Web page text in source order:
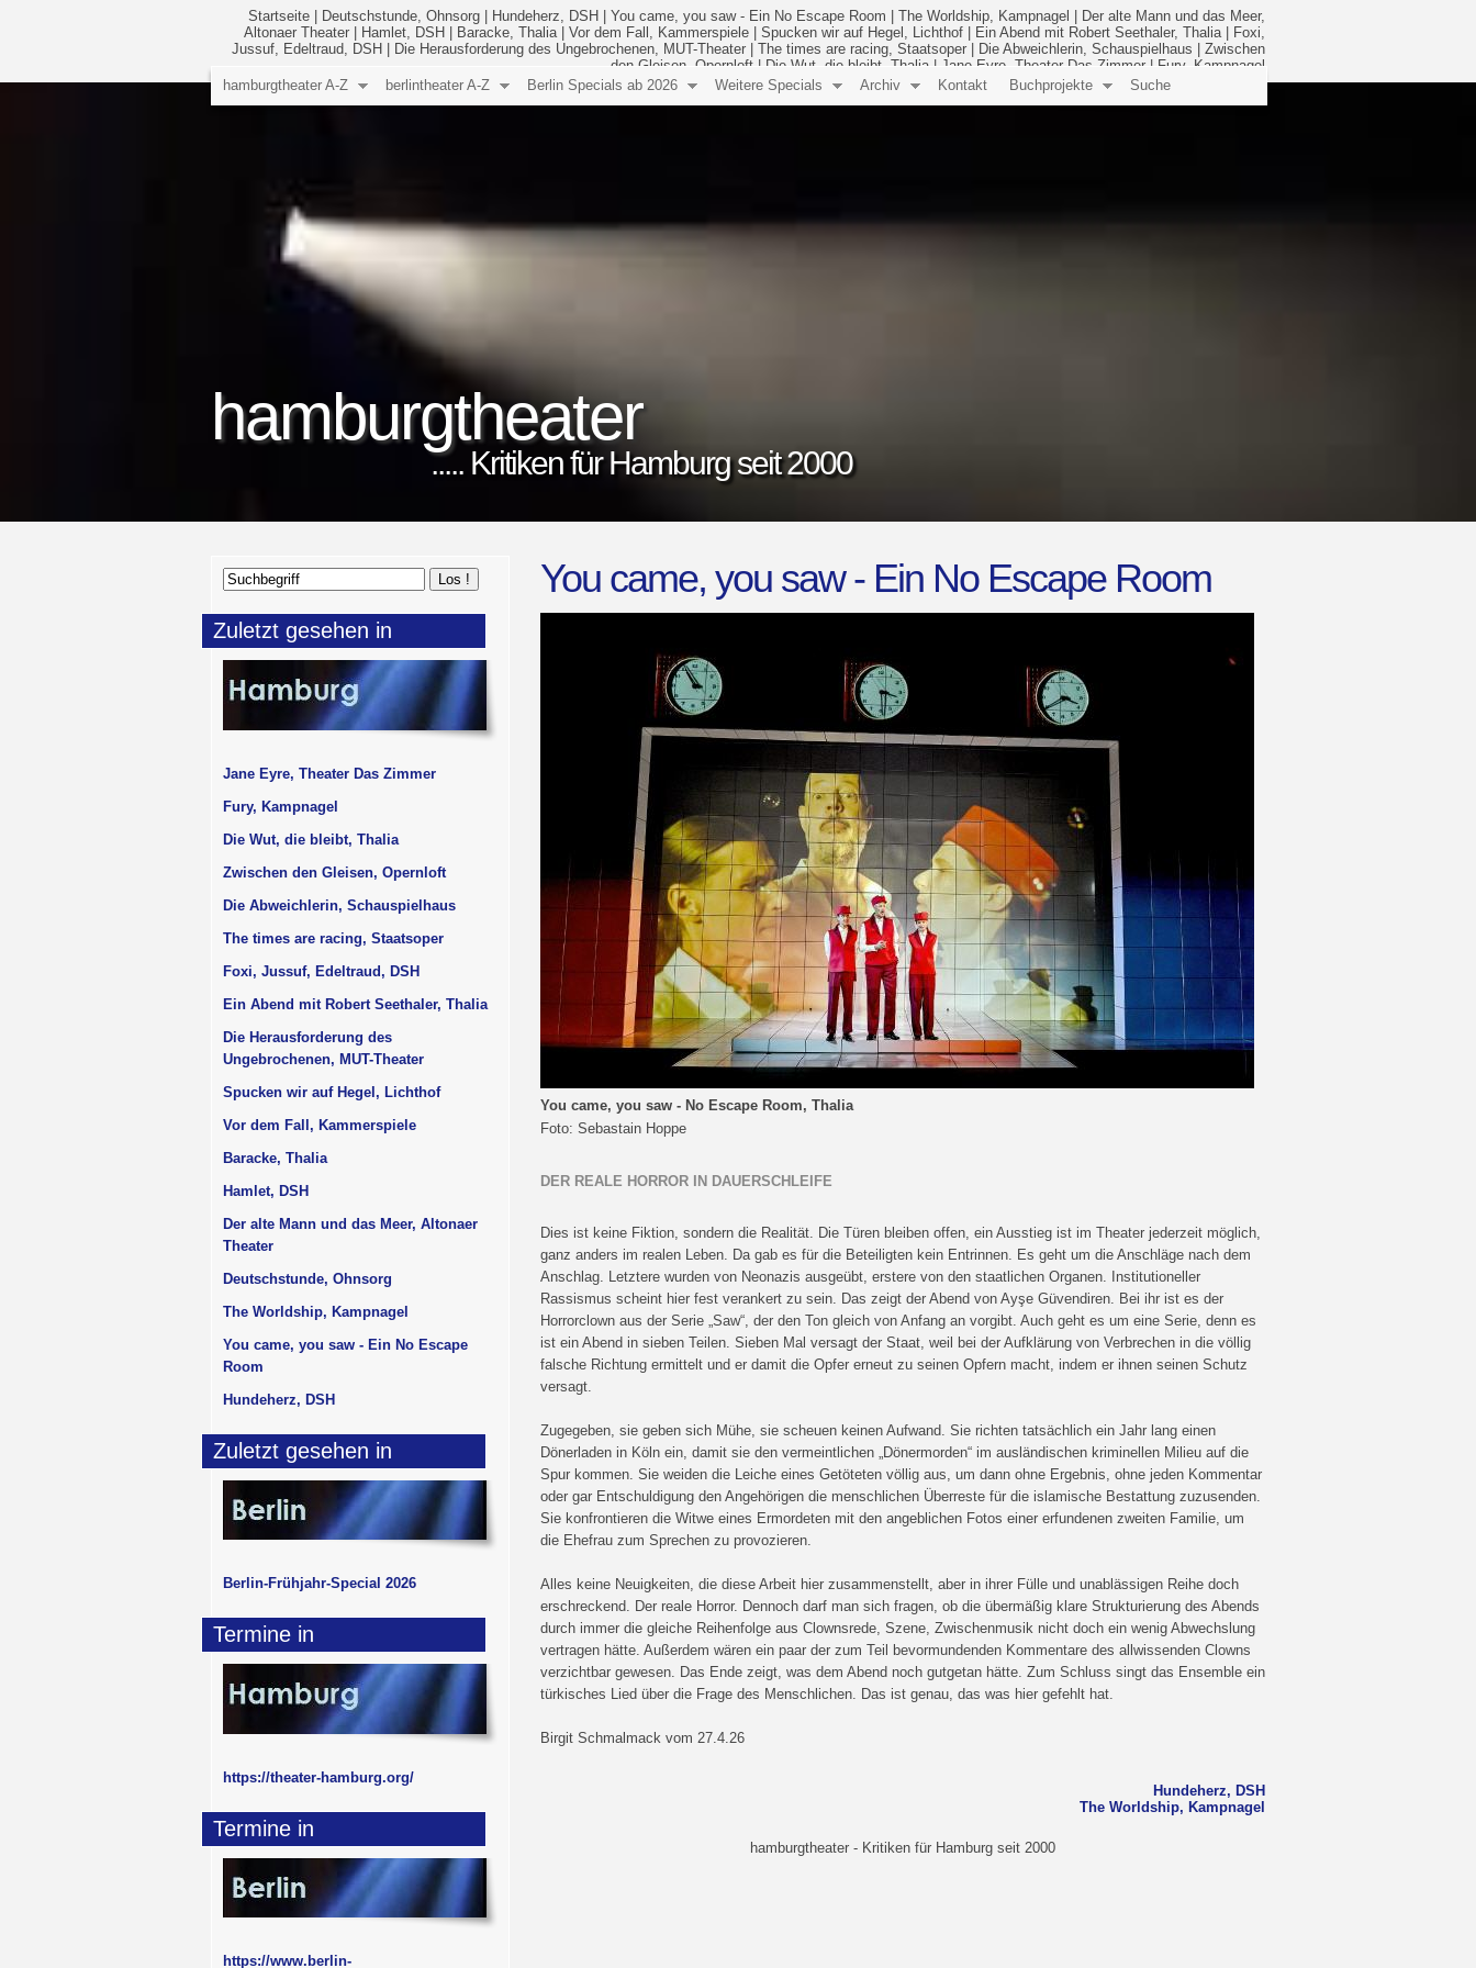
Startseite Deutschstunde, Ohnsorg Hundeherz, DSH You came, you saw - Ein No Escape Room The Worldship, Kampnagel
Der alte Mann und das Meer,
Altonaer Theater
Hamlet, DSH Baracke, Thalia| Vor dem Fall, Kammerspiele Spucken wir auf Hegel, Lichthof Ein Abend mit Robert Seethaler, Thalia|
Foxi,
Jussuf, Edeltraud, DSH
Die Herausforderung des Ungebrochenen, MUT-Theater The times are racing, Staatsoper Die Abweichlerin, Schauspielhaus
Zwischen
den Gleisen, Opernloft | Die Wut, die bleibt, Thalia | Jane Eyre, Theater Das Zimmer| Fury, Kampnagel
hamburgtheater
..... Kritiken für Hamburg seit 2000
hamburgtheater A-Z berlintheater A-Z Berlin Specials ab 2026 Weitere Specials Archiv Kontakt Buchprojekte Suche
You came, you saw - Ein No Escape Room
You came, you saw - No Escape Room, Thalia
Foto: Sebastain Hoppe
DER REALE HORROR IN DAUERSCHLEIFE
Dies ist keine Fiktion, sondern die Realität. Die Türen bleiben offen, ein Ausstieg ist im Theater jederzeit möglich,
ganz anders im realen Leben. Da gab es für die Beteiligten kein Entrinnen. Es geht um die Anschläge nach dem
Anschlag. Letztere wurden von Neonazis ausgeübt, erstere von den staatlichen Organen. Institutioneller
Rassismus scheint hier fest verankert zu sein. Das zeigt der Abend von Ayşe Güvendiren. Bei ihr ist es der
Horrorclown aus der Serie „Saw“, der den Ton gleich von Anfang an vorgibt. Auch geht es um eine Serie, denn es
ist ein Abend in sieben Teilen. Sieben Mal versagt der Staat, weil bei der Aufklärung von Verbrechen in die völlig
falsche Richtung ermittelt und er damit die Opfer erneut zu seinen Opfern macht, indem er ihnen seinen Schutz
versagt.
Zugegeben, sie geben sich Mühe, sie scheuen keinen Aufwand. Sie richten tatsächlich ein Jahr lang einen
Dönerladen in Köln ein, damit sie den vermeintlichen „Dönermorden“ im ausländischen kriminellen Milieu auf die
Spur kommen. Sie weiden die Leiche eines Getöteten völlig aus, um dann ohne Ergebnis, ohne jeden Kommentar
oder gar Entschuldigung den Angehörigen die menschlichen Überreste für die islamische Bestattung zuzusenden.
Sie konfrontieren die Witwe eines Ermordeten mit den angeblichen Fotos einer erfundenen zweiten Familie, um
die Ehefrau zum Sprechen zu provozieren.
Alles keine Neuigkeiten, die diese Arbeit hier zusammenstellt, aber in ihrer Fülle und unablässigen Reihe doch
erschreckend. Der reale Horror. Dennoch darf man sich fragen, ob die übermäßig klare Strukturierung des Abends
durch immer die gleiche Reihenfolge aus Clownsrede, Szene, Zwischenmusik nicht doch ein wenig Abwechslung
vertragen hätte. Außerdem wären ein paar der zum Teil bevormundenden Kommentare des allwissenden Clowns
verzichtbar gewesen. Das Ende zeigt, was dem Abend noch gutgetan hätte. Zum Schluss singt das Ensemble ein
türkisches Lied über die Frage des Menschlichen. Das ist genau, das was hier gefehlt hat.
Birgit Schmalmack vom 27.4.26
Hundeherz, DSH
The Worldship, Kampnagel
hamburgtheater - Kritiken für Hamburg seit 2000
Zuletzt gesehen in
Jane Eyre, Theater Das Zimmer
Fury, Kampnagel
Die Wut, die bleibt, Thalia
Zwischen den Gleisen, Opernloft
Die Abweichlerin, Schauspielhaus
The times are racing, Staatsoper
Foxi, Jussuf, Edeltraud, DSH
Ein Abend mit Robert Seethaler, Thalia
Die Herausforderung des
Ungebrochenen, MUT-Theater
Spucken wir auf Hegel, Lichthof
Vor dem Fall, Kammerspiele
Baracke, Thalia
Hamlet, DSH
Der alte Mann und das Meer, Altonaer
Theater
Deutschstunde, Ohnsorg
The Worldship, Kampnagel
You came, you saw - Ein No Escape
Room
Hundeherz, DSH
Zuletzt gesehen in
Berlin-Frühjahr-Special 2026
Termine in
https://theater-hamburg.org/
Termine in
https://www.berlin-